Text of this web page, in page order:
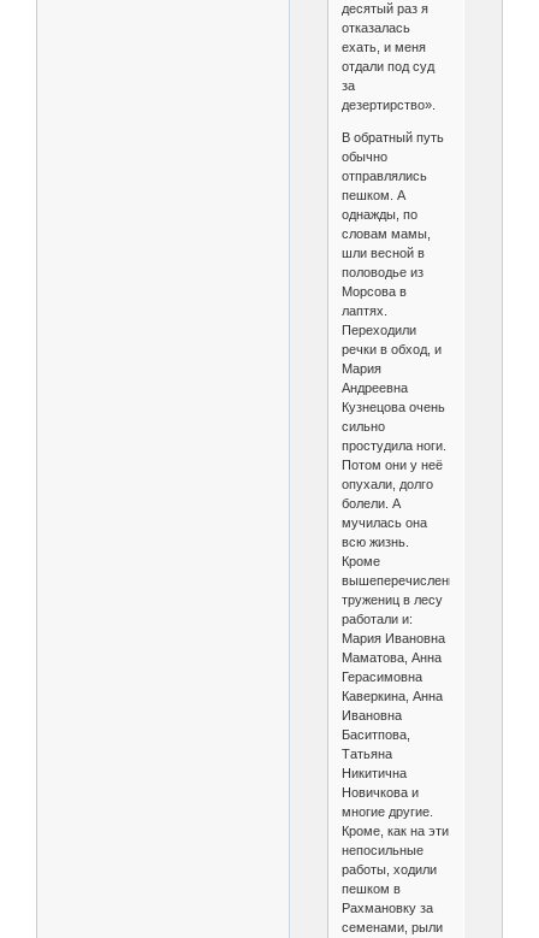
десятый раз я
отказалась
ехать, и меня
отдали под суд
за
дезертирство».
В обратный путь
обычно
отправлялись
пешком. А
однажды, по
словам мамы,
шли весной в
половодье из
Морсова в
лаптях.
Переходили
речки в обход, и
Мария
Андреевна
Кузнецова очень
сильно
простудила ноги.
Потом они у неё
опухали, долго
болели. А
мучилась она
всю жизнь.
Кроме
вышеперечисленных
тружениц в лесу
работали и:
Мария Ивановна
Маматова, Анна
Герасимовна
Каверкина, Анна
Ивановна
Баситпова,
Татьяна
Никитична
Новичкова и
многие другие.
Кроме, как на эти
непосильные
работы, ходили
пешком в
Рахмановку за
семенами, рыли